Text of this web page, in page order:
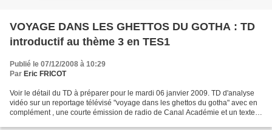
VOYAGE DANS LES GHETTOS DU GOTHA : TD
introductif au thème 3 en TES1
Publié le 07/12/2008 à 10:29
Par Eric FRICOT
Voir le détail du TD à préparer pour le mardi 06 janvier 2009. TD d'analyse
vidéo sur un reportage télévisé "voyage dans les ghettos du gotha" avec en
complément , une courte émission de radio de Canal Académie et un texte